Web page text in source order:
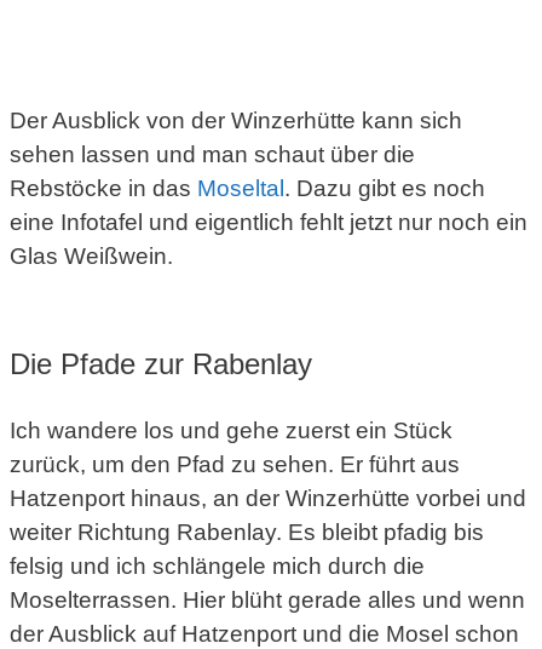
Der Ausblick von der Winzerhütte kann sich
sehen lassen und man schaut über die
Rebstöcke in das Moseltal . Dazu gibt es noch
eine Infotafel und eigentlich fehlt jetzt nur noch ein
Glas Weißwein.
Die Pfade zur Rabenlay
Ich wandere los und gehe zuerst ein Stück
zurück, um den Pfad zu sehen. Er führt aus
Hatzenport hinaus, an der Winzerhütte vorbei und
weiter Richtung Rabenlay. Es bleibt pfadig bis
felsig und ich schlängele mich durch die
Moselterrassen. Hier blüht gerade alles und wenn
der Ausblick auf Hatzenport und die Mosel schon